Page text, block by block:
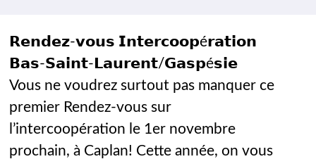
𝗥𝗲𝗻𝗱𝗲𝘇-𝘃𝗼𝘂𝘀 𝗜𝗻𝘁𝗲𝗿𝗰𝗼𝗼𝗽é𝗿𝗮𝘁𝗶𝗼𝗻
𝗕𝗮𝘀-𝗦𝗮𝗶𝗻𝘁-𝗟𝗮𝘂𝗿𝗲𝗻𝘁/𝗚𝗮𝘀𝗽é𝘀𝗶𝗲
Vous ne voudrez surtout pas manquer ce
premier Rendez-vous sur
l’intercoopération le 1er novembre
prochain, à Caplan! Cette année, on vous